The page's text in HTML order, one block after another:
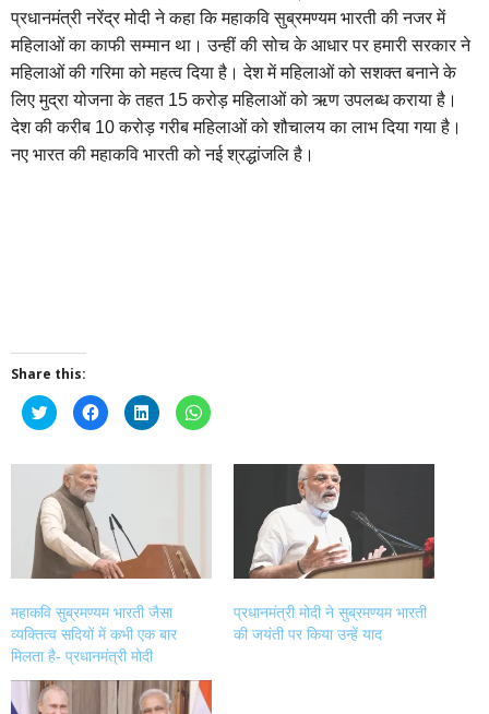
प्रधानमंत्री नरेंद्र मोदी ने कहा कि महाकवि सुब्रमण्यम भारती की नजर में
महिलाओं का काफी सम्मान था। उन्हीं की सोच के आधार पर हमारी सरकार ने
महिलाओं की गरिमा को महत्व दिया है। देश में महिलाओं को सशक्त बनाने के
लिए मुद्रा योजना के तहत 15 करोड़ महिलाओं को ऋण उपलब्ध कराया है।
देश की करीब 10 करोड़ गरीब महिलाओं को शौचालय का लाभ दिया गया है।
नए भारत की महाकवि भारती को नई श्रद्धांजलि है।
Share this:
Click
to
share
Twitter
(Opens
in
new
window)
Click
to
share
Facebook
window)
Click
to
share
LinkedIn
Click
to
WhatsApp
महाकवि सुब्रमण्यम भारती जैसा
व्यक्तित्व सदियों में कभी एक बार
मिलता है- प्रधानमंत्री मोदी
प्रधानमंत्री मोदी ने सुब्रमण्यम भारती
की जयंती पर किया उन्हें याद